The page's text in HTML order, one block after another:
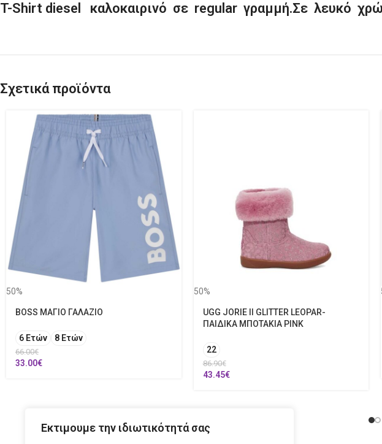
Εκτιμουμε την ιδιωτικότητά σας
T-Shirt diesel καλοκαιρινό σε regular γραμμή.Σε λευκό
Σχετικά προϊόντα
50%
BOSS ΜΑΓΙΟ ΓΑΛΑΖΙΟ
6 Ετών 8 Ετών
66.00€
33.00€
50%
UGG JORIE II GLITTER LEOPAR-
ΠΑΙΔΙΚΑ ΜΠΟΤΑΚΙΑ PINK
22
86.90€
43.45€